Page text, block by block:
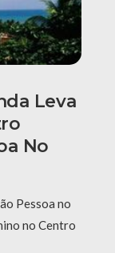
Leva
No
Pessoa no
no Centro